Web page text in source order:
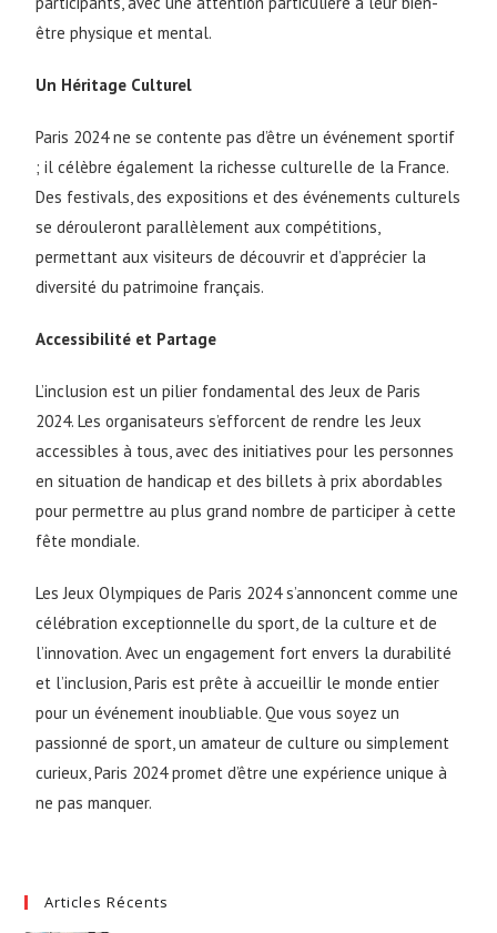
être physique et mental.
Un Héritage Culturel
Paris 2024 ne se contente pas d’être un événement sportif
; il célèbre également la richesse culturelle de la France.
Des festivals, des expositions et des événements culturels
se dérouleront parallèlement aux compétitions,
permettant aux visiteurs de découvrir et d’apprécier la
diversité du patrimoine français.
Accessibilité et Partage
L’inclusion est un pilier fondamental des Jeux de Paris
2024. Les organisateurs s’efforcent de rendre les Jeux
accessibles à tous, avec des initiatives pour les personnes
en situation de handicap et des billets à prix abordables
pour permettre au plus grand nombre de participer à cette
fête mondiale.
Les Jeux Olympiques de Paris 2024 s’annoncent comme une
célébration exceptionnelle du sport, de la culture et de
l’innovation. Avec un engagement fort envers la durabilité
et l’inclusion, Paris est prête à accueillir le monde entier
pour un événement inoubliable. Que vous soyez un
passionné de sport, un amateur de culture ou simplement
curieux, Paris 2024 promet d’être une expérience unique à
ne pas manquer.
Articles Récents